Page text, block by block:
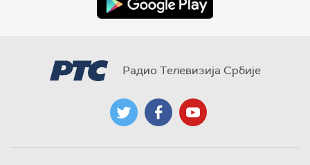
Радио Телевизија Србије